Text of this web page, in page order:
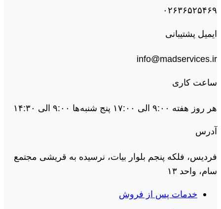
۰۲۶۳۶۵۲۵۴۶۹
ایمیل پشتیبانی
info@madservices.ir
ساعت کاری
هر روز هفته ۹:۰۰ الی ۱۷:۰۰ پنج شنبه‌ها ۹:۰۰ الی ۱۴:۳۰
آدرس
فردیس، فلکه پنجم بلوار بیات، نرسیده به قریشی مجتمع
سام، واحد ۱۳
خدمات پس از فروش